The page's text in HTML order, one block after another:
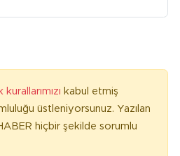
kabul etmiş
üstleniyorsunuz. Yazılan
hiçbir şekilde sorumlu